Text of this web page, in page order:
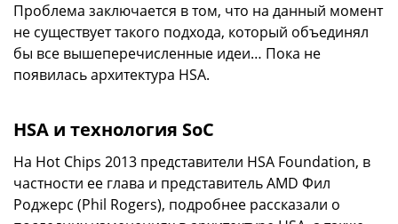
Проблема заключается в том, что на данный момент
не существует такого подхода, который объединял
бы все вышеперечисленные идеи… Пока не
появилась архитектура HSA.
HSA и технология SoC
На Hot Chips 2013 представители HSA Foundation, в
частности ее глава и представитель AMD Фил
Роджерс (Phil Rogers), подробнее рассказали о